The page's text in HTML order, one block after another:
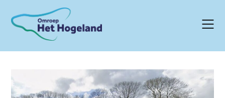
content